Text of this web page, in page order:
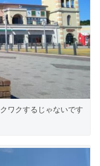
ワクするじゃないです